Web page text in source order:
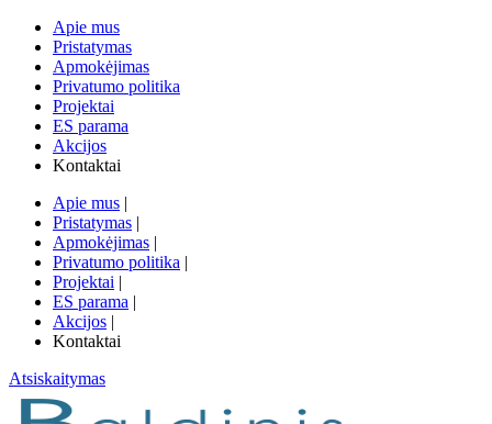
Apie mus
Pristatymas
Apmokėjimas
Privatumo politika
Projektai
ES parama
Akcijos
Kontaktai
Apie mus |
Pristatymas |
Apmokėjimas |
Privatumo politika |
Projektai |
ES parama |
Akcijos |
Kontaktai
Atsiskaitymas